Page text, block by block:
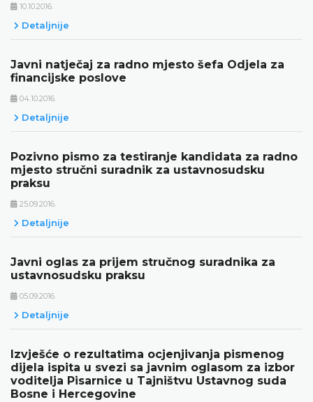
10.10.2016.
Detaljnije
Javni natječaj za radno mjesto šefa Odjela za
financijske poslove
04.10.2016.
Detaljnije
Pozivno pismo za testiranje kandidata za radno
mjesto stručni suradnik za ustavnosudsku
praksu
25.09.2016.
Detaljnije
Javni oglas za prijem stručnog suradnika za
ustavnosudsku praksu
05.09.2016.
Detaljnije
Izvješće o rezultatima ocjenjivanja pismenog
dijela ispita u svezi sa javnim oglasom za izbor
voditelja Pisarnice u Tajništvu Ustavnog suda
Bosne i Hercegovine